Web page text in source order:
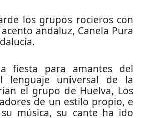
los grupos rocieros con
andaluz, Canela Pura
fiesta para amantes del
lenguaje universal de la
el grupo de Huelva, Los
de un estilo propio, e
música, su cante ha ido